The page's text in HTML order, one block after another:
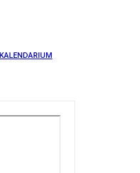
KALENDARIUM